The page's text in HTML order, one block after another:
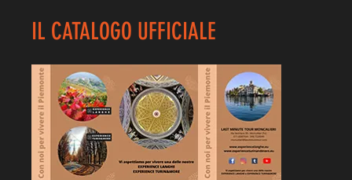
IL CATALOGO UFFICIALE